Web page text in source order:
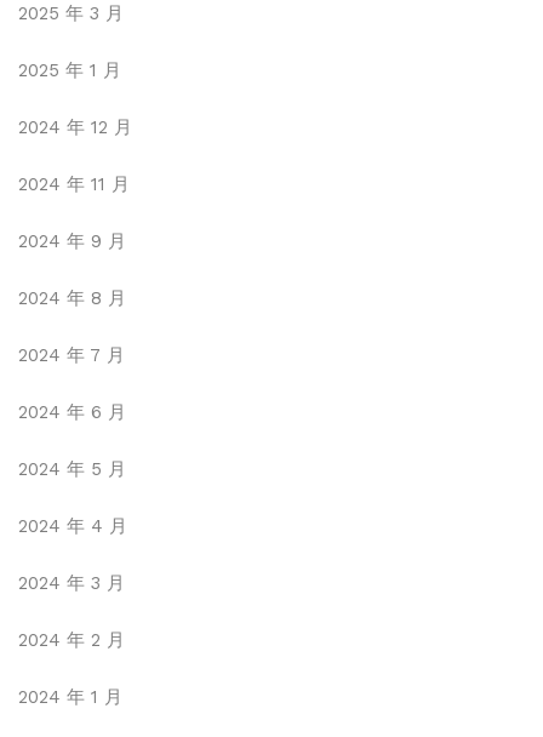
2025 年 3 月
2025 年 1 月
2024 年 12 月
2024 年 11 月
2024 年 9 月
2024 年 8 月
2024 年 7 月
2024 年 6 月
2024 年 5 月
2024 年 4 月
2024 年 3 月
2024 年 2 月
2024 年 1 月